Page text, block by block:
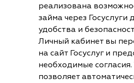
реализована
займа через Госуслуги
удобства и
Личный кабинет вы
на сайт Госуслуг и
необходимые согласия.
позволяет